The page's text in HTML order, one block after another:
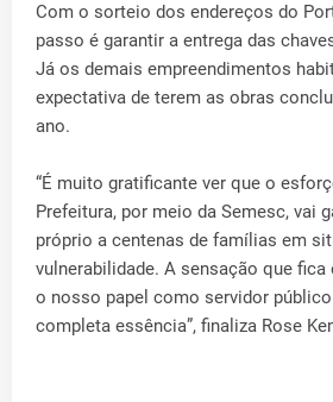
Com o sorteio dos endereços do
passo é garantir a entrega das
Já os demais empreendimentos
expectativa de terem as obras
ano.
“É muito gratificante ver que o
Prefeitura, por meio da Semesc, vai
próprio a centenas de famílias em
vulnerabilidade. A sensação que
o nosso papel como servidor
completa essência”, finaliza Rose